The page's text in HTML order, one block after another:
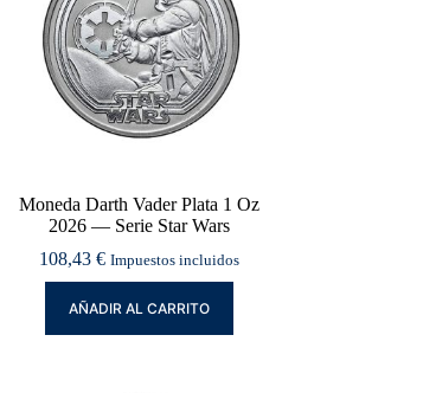
Moneda Darth Vader Plata 1 Oz
2026 — Serie Star Wars
108,43€ Impuestos incluidos
AÑADIR AL CARRITO